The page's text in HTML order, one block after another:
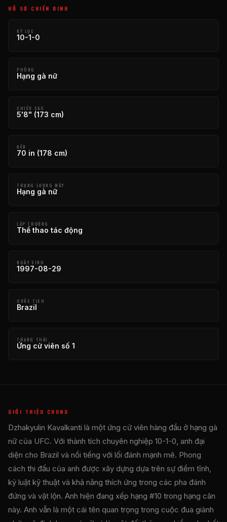
HỒ SƠ CHIẾN BINH
KỶ LỤC
10-1-0
PHÒNG
Hạng gà nữ
CHIỀU CAO
5'8" (173 cm)
ĐẾN
70 in (178 cm)
TRỌNG LƯỢNG MÁY
Hạng gà nữ
LẬP TRƯỜNG
Thể thao tác động
NGÀY SINH
1997-08-29
QUỐC TỊCH
Brazil
TRẠNG THÁI
Ứng cử viên số 1
GIỚI THIỆU CHUNG
Dzhakyulin Kavalkanti là một ứng cử viên hàng đầu ở hạng gà
nữ của UFC. Với thành tích chuyên nghiệp 10-1-0, anh đại
diện cho Brazil và nổi tiếng với lối đánh mạnh mẽ. Phong
cách thi đấu của anh được xây dựng dựa trên sự điềm tĩnh,
kỷ luật kỹ thuật và khả năng thích ứng trong các pha đánh
đứng và vật lộn. Anh hiện đang xếp hạng #10 trong hạng cân
này. Anh vẫn là một cái tên quan trọng trong cuộc đua giành